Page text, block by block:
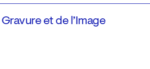
et de l’Image